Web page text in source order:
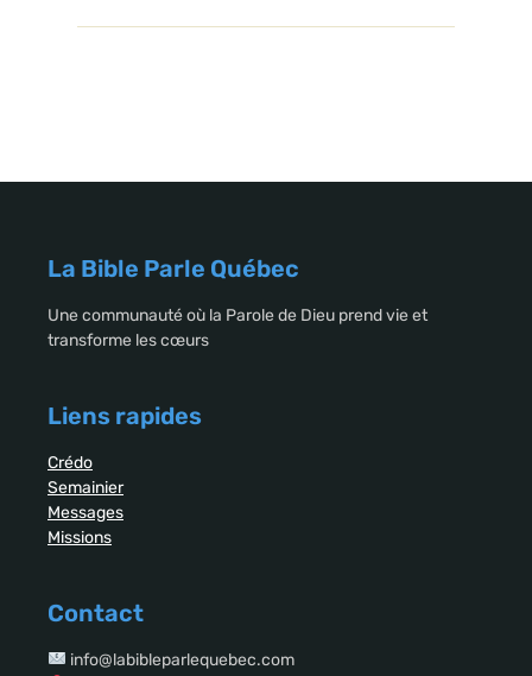
La Bible Parle Québec
Une communauté où la Parole de Dieu prend vie et
transforme les cœurs
Liens rapides
Crédo
Semainier
Messages
Missions
Contact
info@labibleparlequebec.com